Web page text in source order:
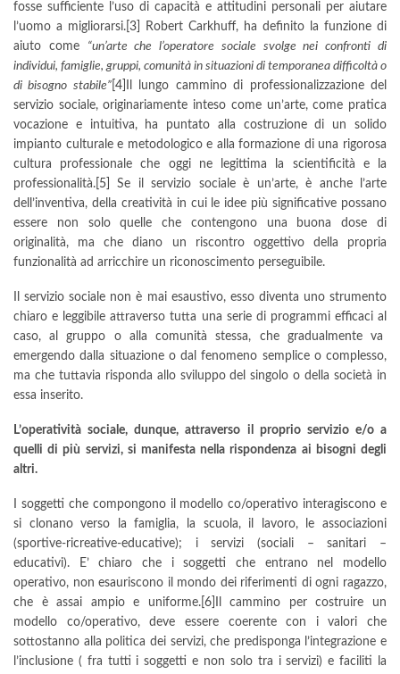
fosse sufficiente l’uso di capacità e attitudini personali per aiutare
l’uomo a migliorarsi. [3]
Robert Carkhuff, ha definito la funzione di
aiuto come
“un’arte che l’operatore sociale svolge nei confronti di
individui, famiglie, gruppi, comunità in situazioni di temporanea difficoltà o
di bisogno stabile”[4]
Il lungo cammino di professionalizzazione del
servizio sociale, originariamente inteso come un’arte, come pratica
vocazione e intuitiva, ha puntato alla costruzione di un solido
impianto culturale e metodologico e alla formazione di una rigorosa
cultura professionale che oggi ne legittima la scientificità e la
professionalità. [5]
Se il servizio sociale è un’arte, è anche l’arte
dell’inventiva, della creatività in cui le idee più significative possano
essere non solo quelle che contengono una buona dose di
originalità, ma che diano un riscontro oggettivo della propria
funzionalità ad arricchire un riconoscimento perseguibile.
Il servizio sociale non è mai esaustivo, esso diventa uno strumento
chiaro e leggibile attraverso tutta una serie di programmi efficaci al
caso, al gruppo o alla comunità stessa, che gradualmente va
emergendo dalla situazione o dal fenomeno semplice o complesso,
ma che tuttavia risponda allo sviluppo del singolo o della società in
essa inserito.
L’operatività sociale, dunque, attraverso il proprio servizio e/o a
quelli di più servizi, si manifesta nella rispondenza ai bisogni degli
altri.
I soggetti che compongono il modello co/operativo interagiscono e
si clonano verso la famiglia, la scuola, il lavoro, le associazioni
(sportive-ricreative-educative); i servizi (sociali – sanitari –
educativi). E’ chiaro che i soggetti che entrano nel modello
operativo, non esauriscono il mondo dei riferimenti di ogni ragazzo,
che è assai ampio e uniforme.[6]
Il cammino per costruire un
modello co/operativo, deve essere coerente con i valori che
sottostanno alla politica dei servizi, che predisponga l’integrazione e
l’inclusione ( fra tutti i soggetti e non solo tra i servizi) e faciliti la